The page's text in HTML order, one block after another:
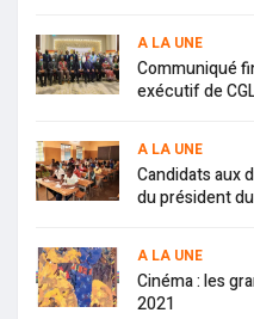
A LA UNE
Communiqué
exécutif de
A LA UNE
Candidats aux
du président
A LA UNE
Cinéma : les
2021